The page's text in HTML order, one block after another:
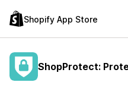
Shopify App Store
ShopProtect: